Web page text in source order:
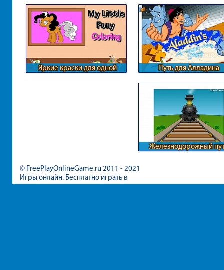
Яркие краски для одной
Путь для Алладина
Железнодорожный
© FreePlayOnlineGame.ru 2011 - 2021
Игры онлайн. Бесплатно играть в
игры для девочек и мальчиков